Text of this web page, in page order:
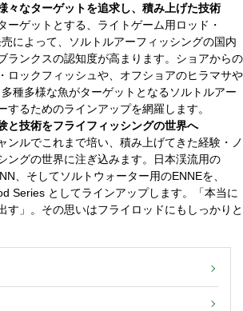
々なターゲットを追求し、積み上げた技術
ーゲットとする、ライトゲーム用ロッド・
によって、ソルトルアーフィッシングの国内
ランクスの認知度が高まります。ショアからの
ロックフィッシュや、オフショアのヒラマサや
種多様な魚がターゲットとなるソルトルアー
するためのラインアップを網羅します。
と技術をフライフィッシングの世界へ
ンルでこれまで培い、積み上げてきた経験・ノ
ングの世界に注ぎ込みます。日本渓流用の
、そしてソルトウォーター用のENNEを、
Series としてラインアップします。「本当に
す」。その思いはフライロッドにもしっかりと